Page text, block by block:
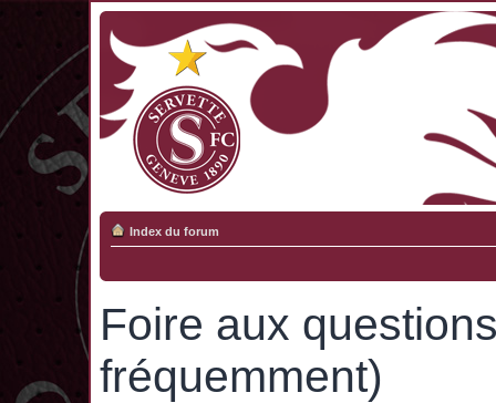
Index du forum
Foire aux
fréquemment)